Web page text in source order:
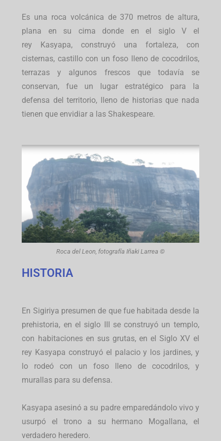
Es una roca volcánica de 370 metros de altura,
plana en su cima donde en el siglo V el
rey Kasyapa, construyó una fortaleza, con
cisternas, castillo con un foso lleno de cocodrilos,
terrazas y algunos frescos que todavía se
conservan, fue un lugar estratégico para la
defensa del territorio, lleno de historias que nada
tienen que envidiar a las Shakespeare.
Roca del Leon, fotografía Iñaki Larrea ©
HISTORIA
En Sigiriya presumen de que fue habitada desde la
prehistoria, en el siglo III se construyó un templo,
con habitaciones en sus grutas, en el Siglo XV el
rey Kasyapa construyó el palacio y los jardines, y
lo rodeó con un foso lleno de cocodrilos, y
murallas para su defensa.
Kasyapa asesinó a su padre emparedándolo vivo y
usurpó el trono a su hermano Mogallana, el
verdadero heredero.